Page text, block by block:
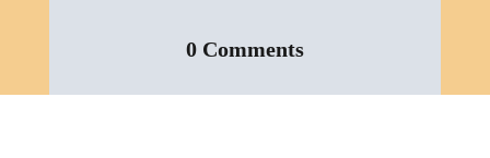
0 Comments